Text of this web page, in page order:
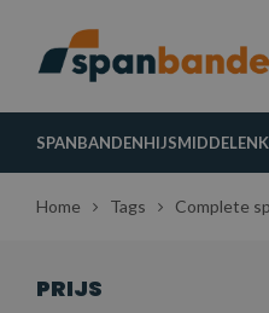
SPANBANDENHIJSMIDDELEN
Home Tags Complete
PRIJS